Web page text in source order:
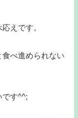
えです。
べ進められない
です^^;